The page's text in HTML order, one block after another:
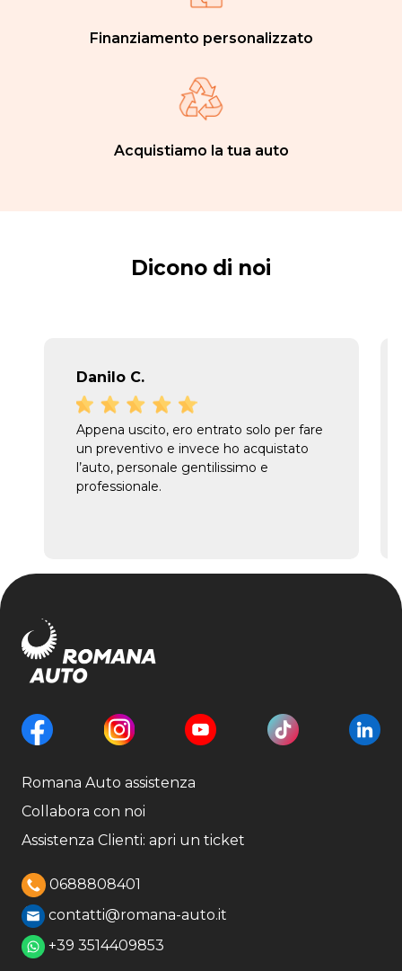
Finanziamento personalizzato
Acquistiamo la tua auto
Dicono di noi
Danilo C.
Appena uscito, ero entrato solo per fare
un preventivo e invece ho acquistato
l’auto, personale gentilissimo e
professionale.
Romana Auto assistenza
Collabora con noi
Assistenza Clienti: apri un ticket
0688808401
contatti@romana-auto.it
+39 3514409853